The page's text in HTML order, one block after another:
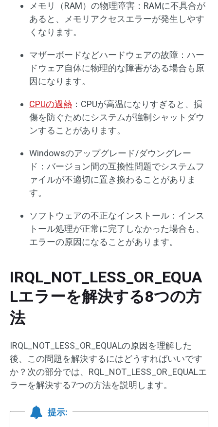
メモリ（RAM）の物理障害：RAMに不具合が
あると、メモリアクセスエラーが発生しやす
くなります。
マザーボードなどハードウェアの故障：ハー
ドウェア自体に物理的な障害がある場合も原
因になります。
CPUの過熱 ：CPUが高温になりすぎると、損
傷を防ぐためにシステムが強制シャットダウ
ンすることがあります。
Windowsのアップグレード/ダウングレー
ド：バージョン間の互換性問題でシステムフ
ァイルが不適切に置き換わることがありま
す。
ソフトウェアの不正なインストール：インス
トール処理が正常に完了しなかった場合も、
エラーの原因になることがあります。
IRQL_NOT_LESS_OR_EQUA
Lエラーを解決する8つの方
法
IRQL_NOT_LESS_OR_EQUALの原因を理解した
後、この問題を解決するにはどうすればいいです
か？次の部分では、RQL_NOT_LESS_OR_EQUALエ
ラーを解決する7つの方法を説明します。
提示: